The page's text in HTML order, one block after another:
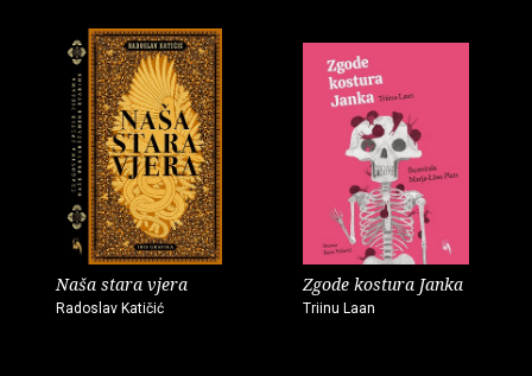
Naša stara vjera
Radoslav Katičić
Zgode kostura Janka
Triinu Laan